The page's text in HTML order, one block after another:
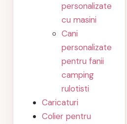
personalizate
cu masini
Cani
personalizate
pentru fanii
camping
rulotisti
Caricaturi
Colier pentru